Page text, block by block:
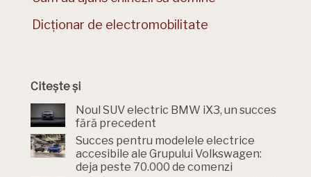
Dicționar de electromobilitate
Citește și
Noul SUV electric BMW iX3, un succes
fără precedent
Succes pentru modelele electrice
accesibile ale Grupului Volkswagen:
deja peste 70.000 de comenzi